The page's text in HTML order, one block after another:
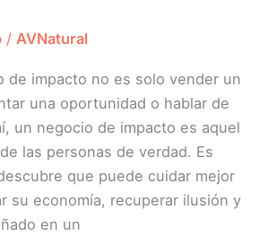
/ AVNatural
de impacto no es solo vender un
una oportunidad o hablar de
un negocio de impacto es aquel
las personas de verdad. Es
que puede cuidar mejor
su economía, recuperar ilusión y
en un